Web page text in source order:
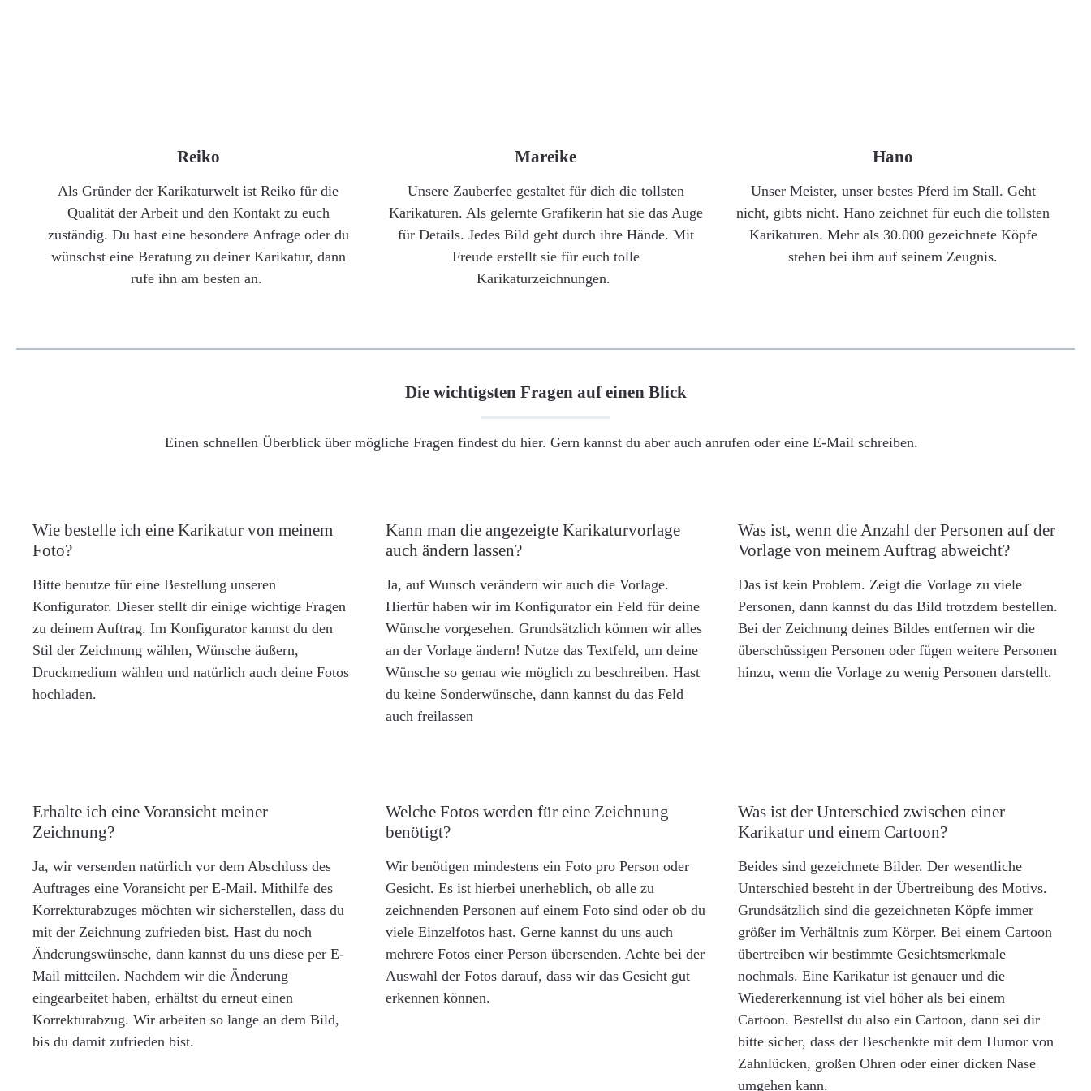
Reiko
Als Gründer der Karikaturwelt ist Reiko für die
Qualität der Arbeit und den Kontakt zu euch
zuständig. Du hast eine besondere Anfrage oder du
wünschst eine Beratung zu deiner Karikatur, dann
rufe ihn am besten an.
Mareike
Unsere Zauberfee gestaltet für dich die tollsten
Karikaturen. Als gelernte Grafikerin hat sie das Auge
für Details. Jedes Bild geht durch ihre Hände. Mit
Freude erstellt sie für euch tolle
Karikaturzeichnungen.
Hano
Unser Meister, unser bestes Pferd im Stall. Geht
nicht, gibts nicht. Hano zeichnet für euch die tollsten
Karikaturen. Mehr als 30.000 gezeichnete Köpfe
stehen bei ihm auf seinem Zeugnis.
Die wichtigsten Fragen auf einen Blick
Einen schnellen Überblick über mögliche Fragen findest du hier. Gern kannst du aber auch anrufen oder eine E-Mail schreiben.
Wie bestelle ich eine Karikatur von meinem
Foto?
Bitte benutze für eine Bestellung unseren
Konfigurator. Dieser stellt dir einige wichtige Fragen
zu deinem Auftrag. Im Konfigurator kannst du den
Stil der Zeichnung wählen, Wünsche äußern,
Druckmedium wählen und natürlich auch deine Fotos
hochladen.
Kann man die angezeigte Karikaturvorlage
auch ändern lassen?
Ja, auf Wunsch verändern wir auch die Vorlage.
Hierfür haben wir im Konfigurator ein Feld für deine
Wünsche vorgesehen. Grundsätzlich können wir alles
an der Vorlage ändern! Nutze das Textfeld, um deine
Wünsche so genau wie möglich zu beschreiben. Hast
du keine Sonderwünsche, dann kannst du das Feld
auch freilassen
Was ist, wenn die Anzahl der Personen auf der
Vorlage von meinem Auftrag abweicht?
Das ist kein Problem. Zeigt die Vorlage zu viele
Personen, dann kannst du das Bild trotzdem bestellen.
Bei der Zeichnung deines Bildes entfernen wir die
überschüssigen Personen oder fügen weitere Personen
hinzu, wenn die Vorlage zu wenig Personen darstellt.
Erhalte ich eine Voransicht meiner
Zeichnung?
Ja, wir versenden natürlich vor dem Abschluss des
Auftrages eine Voransicht per E-Mail. Mithilfe des
Korrekturabzuges möchten wir sicherstellen, dass du
mit der Zeichnung zufrieden bist. Hast du noch
Änderungswünsche, dann kannst du uns diese per E-
Mail mitteilen. Nachdem wir die Änderung
eingearbeitet haben, erhältst du erneut einen
Korrekturabzug. Wir arbeiten so lange an dem Bild,
bis du damit zufrieden bist.
Welche Fotos werden für eine Zeichnung
benötigt?
Wir benötigen mindestens ein Foto pro Person oder
Gesicht. Es ist hierbei unerheblich, ob alle zu
zeichnenden Personen auf einem Foto sind oder ob du
viele Einzelfotos hast. Gerne kannst du uns auch
mehrere Fotos einer Person übersenden. Achte bei der
Auswahl der Fotos darauf, dass wir das Gesicht gut
erkennen können.
Was ist der Unterschied zwischen einer
Karikatur und einem Cartoon?
Beides sind gezeichnete Bilder. Der wesentliche
Unterschied besteht in der Übertreibung des Motivs.
Grundsätzlich sind die gezeichneten Köpfe immer
größer im Verhältnis zum Körper. Bei einem Cartoon
übertreiben wir bestimmte Gesichtsmerkmale
nochmals. Eine Karikatur ist genauer und die
Wiedererkennung ist viel höher als bei einem
Cartoon. Bestellst du also ein Cartoon, dann sei dir
bitte sicher, dass der Beschenkte mit dem Humor von
Zahnlücken, großen Ohren oder einer dicken Nase
umgehen kann.